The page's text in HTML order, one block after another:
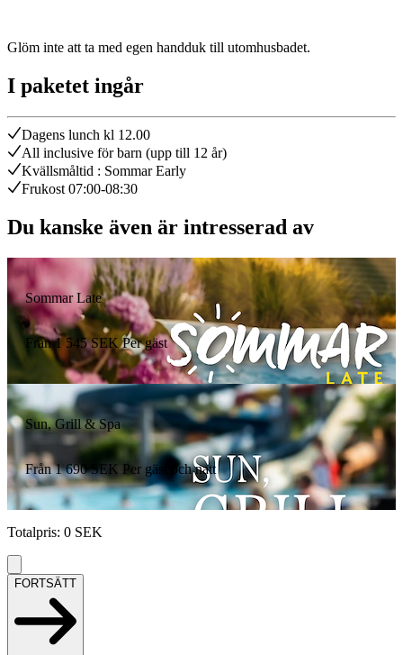
Glöm inte att ta med egen handduk till utomhusbadet.
I paketet ingår
Dagens lunch kl 12.00
All inclusive för barn (upp till 12 år)
Kvällsmåltid : Sommar Early
Frukost 07:00-08:30
Du kanske även är intresserad av
Sommar Late
Från 1 545 SEK Per gäst
Sun, Grill & Spa
Från 1 690 SEK Per gäst och natt
Totalpris: 0 SEK
FORTSÄTT